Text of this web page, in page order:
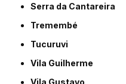
Serra da Cantareira
Tremembé
Tucuruvi
Vila Guilherme